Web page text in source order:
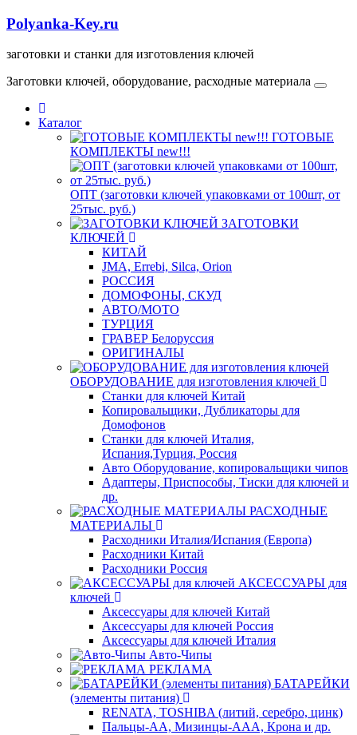
Polyanka-Key.ru
заготовки и станки для изготовления ключей
Заготовки ключей, оборудование, расходные материала
Каталог
ГОТОВЫЕ
КОМПЛЕКТЫ new!!!
ОПТ (заготовки ключей упаковками от 100шт, от
25тыс. руб.)
ЗАГОТОВКИ
КЛЮЧЕЙ
КИТАЙ
JMA, Errebi, Silca, Orion
РОССИЯ
ДОМОФОНЫ, СКУД
ABTO/МОТО
ТУРЦИЯ
ГРАВЕР Белоруссия
ОРИГИНАЛЫ
ОБОРУДОВАНИЕ для изготовления ключей
Станки для ключей Китай
Копировальщики, Дубликаторы для
Домофонов
Станки для ключей Италия,
Испания,Турция, Россия
Авто Оборудование, копировальщики чипов
Адаптеры, Приспособы, Тиски для ключей и
др.
РАСХОДНЫЕ
МАТЕРИАЛЫ
Расходники Италия/Испания (Европа)
Расходники Китай
Расходники Россия
АКСЕССУАРЫ для
ключей
Аксессуары для ключей Китай
Аксессуары для ключей Россия
Аксессуары для ключей Италия
Авто-Чипы
РЕКЛАМА
БАТАРЕЙКИ
(элементы питания)
RENATA, TOSHIBA (литий, серебро, цинк)
Пальцы-АА, Мизинцы-ААА, Крона и др.